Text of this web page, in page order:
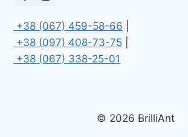
+38 (067) 459-58-66
+38 (097) 408-73-75
+38 (067) 338-25-01
© 2026 BrilliAnt